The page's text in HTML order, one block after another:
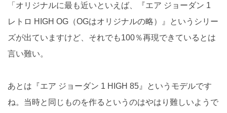
「オリジナルに最も近いといえば、『エア ジョーダン 1
レトロ HIGH OG（OGはオリジナルの略）』というシリー
ズが出ていますけど、それでも100％再現できているとは
言い難い。
あとは『エア ジョーダン 1 HIGH 85』というモデルです
ね。当時と同じものを作るというのはやはり難しいようで